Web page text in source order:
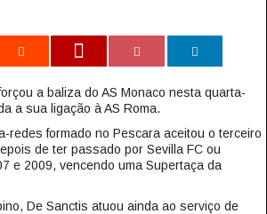
a baliza do AS Monaco nesta quarta-
a sua ligação à AS Roma.
redes formado no Pescara aceitou o terceiro
de ter passado por Sevilla FC ou
e 2009, vencendo uma Supertaça da
De Sanctis atuou ainda ao serviço de